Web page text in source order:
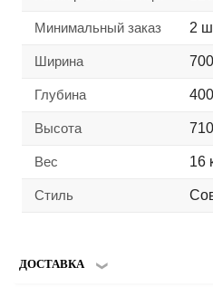
Минимальный заказ 2
Ширина
Глубина
Высота
Вес 16
Стиль
ДОСТАВКА